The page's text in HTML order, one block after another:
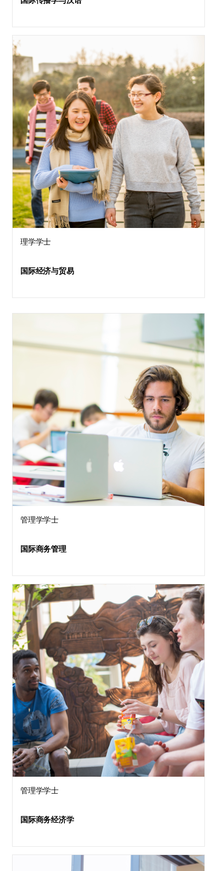
理学学士
国际经济与贸易
管理学学士
国际商务管理
管理学学士
国际商务经济学